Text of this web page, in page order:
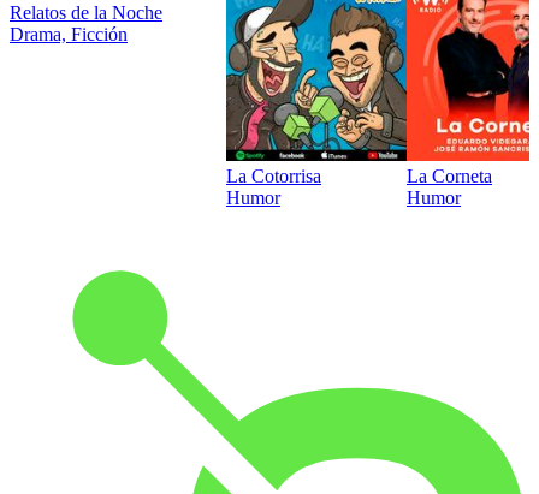
Relatos de la Noche
Drama, Ficción
La Cotorrisa
Humor
La Corneta
Humor